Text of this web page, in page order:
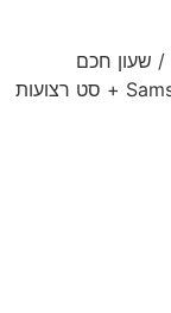
/ שעון חכם
Samsung Galaxy Watch6 44mm BT SM-R940 + סט רצועות